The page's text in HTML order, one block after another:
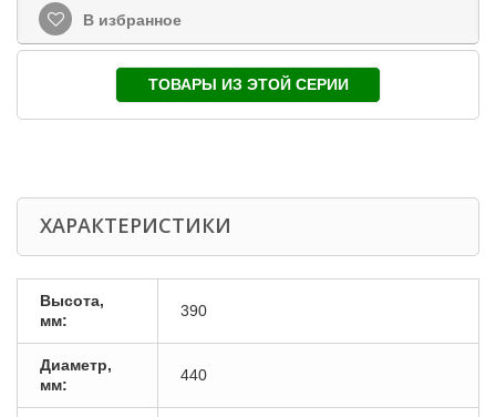
В избранное
ТОВАРЫ ИЗ ЭТОЙ СЕРИИ
ХАРАКТЕРИСТИКИ
Высота,
мм:
390
Диаметр,
мм:
440